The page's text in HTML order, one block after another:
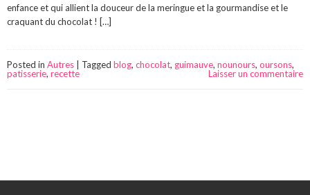
enfance et qui allient la douceur de la meringue et la gourmandise et le
craquant du chocolat ! […]
Posted in Autres Tagged blog, chocolat, guimauve, nounours, oursons,
patisserie, recette Laisser un commentaire